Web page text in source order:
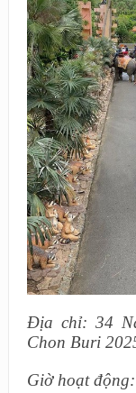
Địa chỉ: 34
Chon Buri
Giờ hoạt